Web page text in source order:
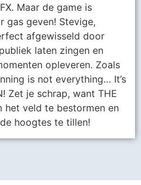
Maar de game is
gas geven! Stevige,
afgewisseld door
laten zingen en
opleveren. Zoals
is not everything… It’s
Zet je schrap, want THE
het veld te bestormen en
hoogtes te tillen!